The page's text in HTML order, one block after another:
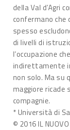
della Val d’Agri
confermano
spesso
di livelli di
l’occupazione
indirettamente
non solo. Ma su
maggiore ricade
compagnie.
* Università di
© 2016 IL